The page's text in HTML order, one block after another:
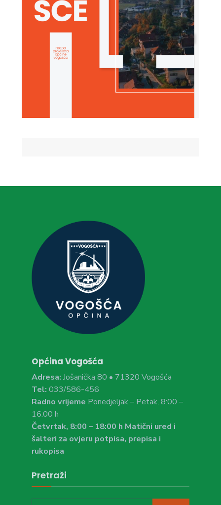
Općina Vogošća
Adresa: Jošanička 80 • 71320 Vogošća
Tel: 033/586-456
Radno vrijeme Ponedjeljak – Petak, 8:00 –
16:00 h
Četvrtak, 8:00 – 18:00 h Matični ured i
šalteri za ovjeru potpisa, prepisa i
rukopisa
Pretraži